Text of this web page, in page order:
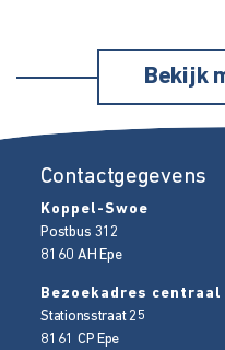
Bekijk
Contactgegevens
Koppel-Swoe
Postbus 312
8160 AH Epe
Bezoekadres centraal
Stationsstraat 25
8161 CPEpe